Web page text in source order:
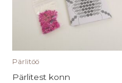
Pärlitöö
Pärlitest konn